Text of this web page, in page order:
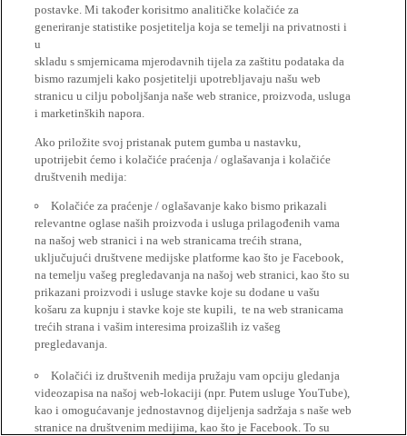
postavke. Mi također korisitmo analitičke kolačiće za
generiranje statistike posjetitelja koja se temelji na privatnosti i
u
skladu s smjernicama mjerodavnih tijela za zaštitu podataka da
bismo razumjeli kako posjetitelji upotrebljavaju našu web
stranicu u cilju poboljšanja naše web stranice, proizvoda, usluga
i marketinških napora.
Ako priložite svoj pristanak putem gumba u nastavku,
upotrijebit ćemo i kolačiće praćenja / oglašavanja i kolačiće
društvenih medija:
Kolačiće za praćenje / oglašavanje kako bismo prikazali
relevantne oglase naših proizvoda i usluga prilagođenih vama
na našoj web stranici i na web stranicama trećih strana,
uključujući društvene medijske platforme kao što je Facebook,
na temelju vašeg pregledavanja na našoj web stranici, kao što su
prikazani proizvodi i usluge stavke koje su dodane u vašu
košaru za kupnju i stavke koje ste kupili, te na web stranicama
trećih strana i vašim interesima proizašlih iz vašeg
pregledavanja.
Kolačići iz društvenih medija pružaju vam opciju gledanja
videozapisa na našoj web-lokaciji (npr. Putem usluge YouTube),
kao i omogućavanje jednostavnog dijeljenja sadržaja s naše web
stranice na društvenim medijima, kao što je Facebook. To su